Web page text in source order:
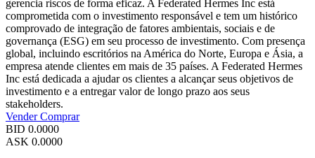
gerencia riscos de forma eficaz. A Federated Hermes Inc está
comprometida com o investimento responsável e tem um histórico
comprovado de integração de fatores ambientais, sociais e de
governança (ESG) em seu processo de investimento. Com presença
global, incluindo escritórios na América do Norte, Europa e Ásia, a
empresa atende clientes em mais de 35 países. A Federated Hermes
Inc está dedicada a ajudar os clientes a alcançar seus objetivos de
investimento e a entregar valor de longo prazo aos seus
stakeholders.
VenderComprar
BID 0.0000
ASK 0.0000